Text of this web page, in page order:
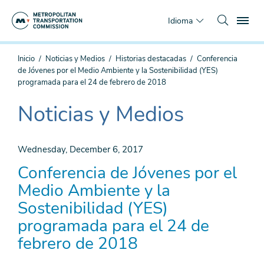
Idioma
Estás
aquí
Inicio Noticias y Medios Historias destacadas
Conferencia
de Jóvenes por el Medio Ambiente y la Sostenibilidad (YES)
programada para el 24 de febrero de 2018
The
current
is
Noticias y Medios
Wednesday, December 6, 2017
Conferencia de Jóvenes por el
Medio Ambiente y la
Sostenibilidad (YES)
programada para el 24 de
febrero de 2018